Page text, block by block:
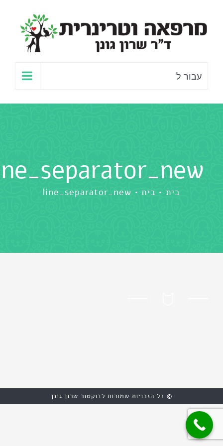
לתוכן
עבור ל
בית בית line_separator_new
© כל הזכויות שמורות לדוקטור שרון גונן